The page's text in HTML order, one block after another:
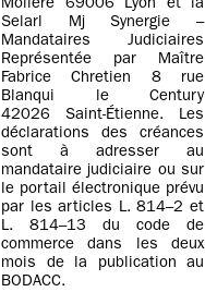
Molière 69006 Lyon et la
Selarl Mj Synergie –
Mandataires Judiciaires
Représentée par Maître
Fabrice Chretien 8 rue
Blanqui le Century
42026 Saint-Étienne. Les
déclarations des créances
sont à adresser au
mandataire judiciaire ou sur
le portail électronique prévu
par les articles L. 814–2 et
L. 814–13 du code de
commerce dans les deux
mois de la publication au
BODACC.